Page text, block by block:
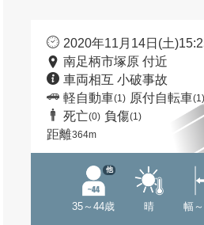
2020年11月14日(土
南足柄市塚原 付近
車両相互 小破事故
軽自動車(1) 原付自転車(1)
死亡(0) 負傷(1)
距離364m
35～44歳
他
晴 幅